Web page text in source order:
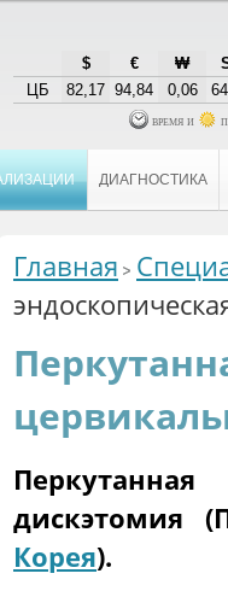
$ € ₩
ЦБ
82,17 94,84 0,06
время и
ДИАГНОСТИКА
Главная
дискэтомия
Корея).